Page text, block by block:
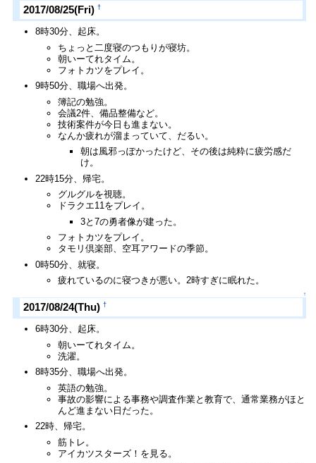
2017/08/25(Fri) †
8時30分、起床。
ちょっと二度寝のつもりが寝坊。
朝いーてれタイム。
フォトカツをプレイ。
9時50分、職場へ出発。
簿記の勉強。
会議2件、備品整備など。
技術案件が今日も進まない。
なんか疲れが溜まっていて、だるい。
朝は風邪っぽかったけど、その後は純粋に疲労感だ
け。
22時15分、帰宅。
グルグルを視聴。
ドラクエ11をプレイ。
3と7の勇者像が建った。
フォトカツをプレイ。
タモリ倶楽部、空耳アワードの季節。
0時50分、就寝。
疲れているのに寝つきが悪い。2時すぎに眠れた。
↑
2017/08/24(Thu) †
6時30分、起床。
朝いーてれタイム。
洗濯。
8時35分、職場へ出発。
英語の勉強。
事故の影響による事務や調査作業と教育で、通常業務がほと
んど進まない日だった。
22時、帰宅。
筋トレ。
アイカツスターズ！を見る。